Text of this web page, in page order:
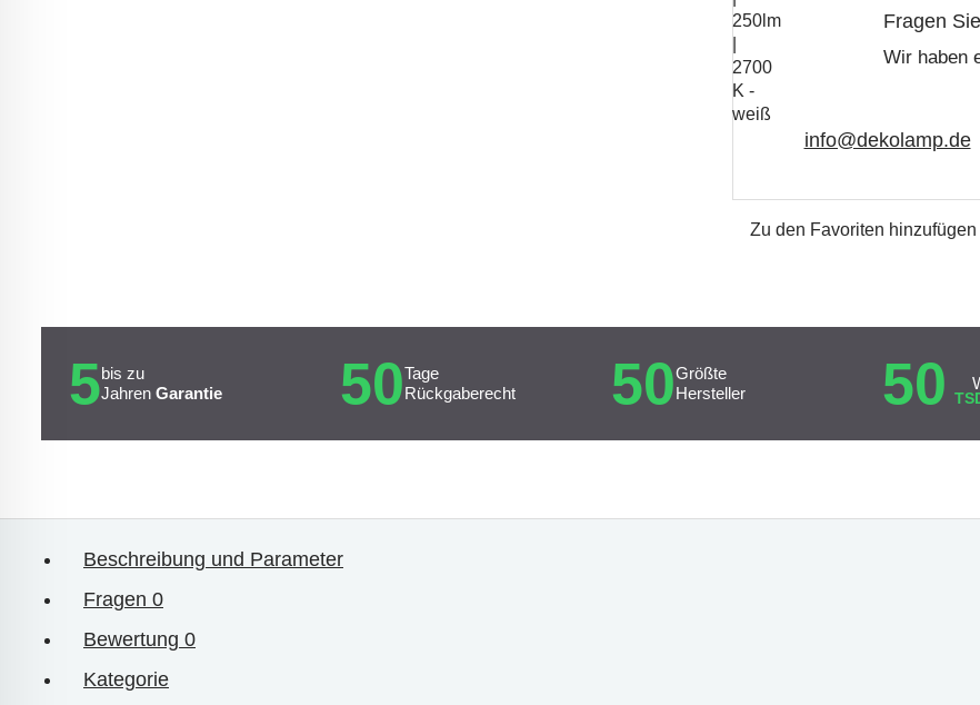
Fragen
Wir haben
info@dekolamp.de
Zu den Favoriten hinzufügen
5bis zu
Jahren Garantie 50Tage
Rückgaberecht
50Größte
Hersteller
50
Beschreibung und Parameter
Fragen 0
Bewertung 0
Kategorie